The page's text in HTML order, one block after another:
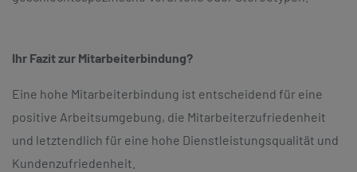
Ihr Fazit zur Mitarbeiterbindung?
Eine hohe Mitarbeiterbindung ist entscheidend für eine
positive Arbeitsumgebung, die Mitarbeiterzufriedenheit
und letztendlich für eine hohe Dienstleistungsqualität und
Kundenzufriedenheit.